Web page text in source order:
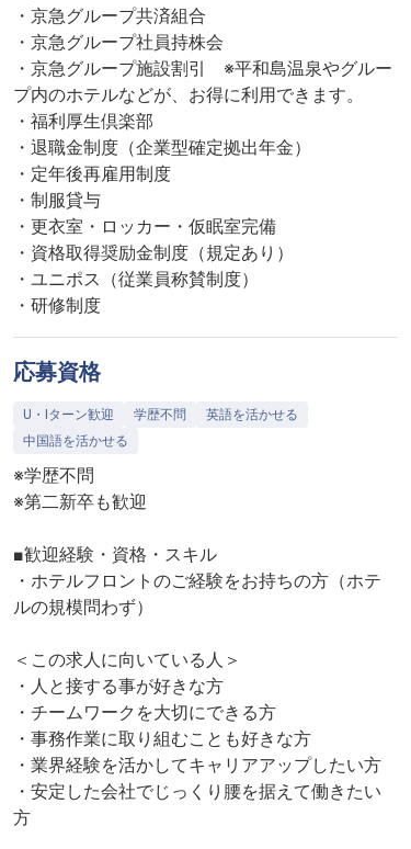
・京急グループ共済組合
・京急グループ社員持株会
・京急グループ施設割引 ※平和島温泉やグルー
プ内のホテルなどが、お得に利用できます。
・福利厚生倶楽部
・退職金制度（企業型確定拠出年金）
・定年後再雇用制度
・制服貸与
・更衣室・ロッカー・仮眠室完備
・資格取得奨励金制度（規定あり）
・ユニポス（従業員称賛制度）
・研修制度
応募資格
U・Iターン歓迎 学歴不問
英語を活かせる
中国語を活かせる
※学歴不問
※第二新卒も歓迎
■歓迎経験・資格・スキル
・ホテルフロントのご経験をお持ちの方（ホテ
ルの規模問わず）
＜この求人に向いている人＞
・人と接する事が好きな方
・チームワークを大切にできる方
・事務作業に取り組むことも好きな方
・業界経験を活かしてキャリアアップしたい方
・安定した会社でじっくり腰を据えて働きたい
方